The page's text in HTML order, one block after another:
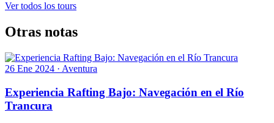
Ver todos los tours
Otras notas
26 Ene 2024 · Aventura
Experiencia Rafting Bajo: Navegación en el Río
Trancura